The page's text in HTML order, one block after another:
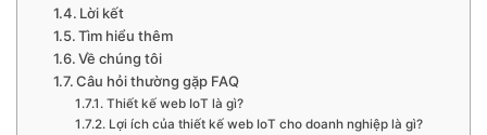
Lời kết
Tìm hiểu thêm
Về chúng tôi
Câu hỏi thường gặp FAQ
Thiết kế web IoT là gì?
Lợi ích của thiết kế web IoT cho doanh nghiệp là gì?